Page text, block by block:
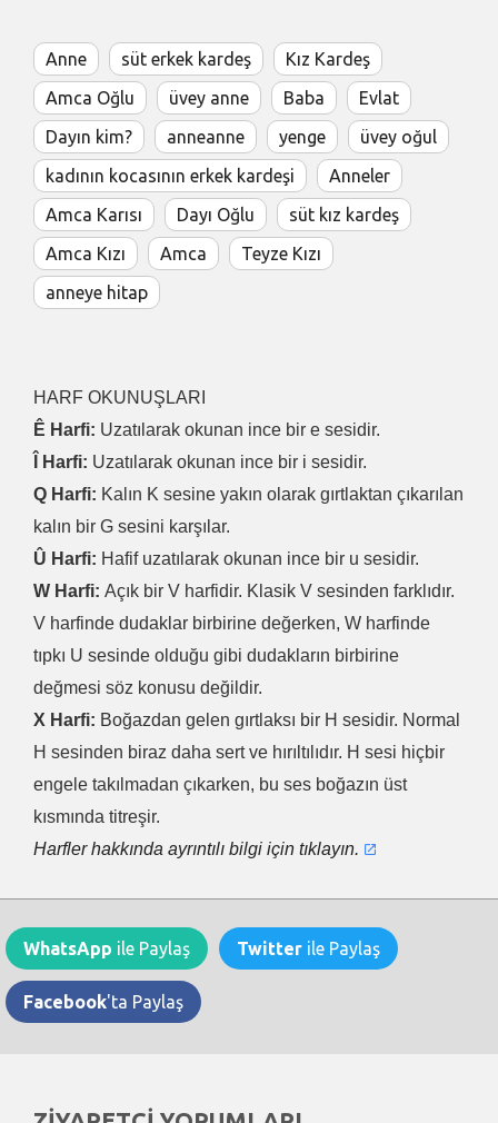
Anne süt erkek kardeş
Kız Kardeş
Amca Oğlu
üvey anne Baba
Evlat
Dayın kim?
anneanne yenge
üvey oğul
kadının kocasının erkek kardeşi
Anneler
Amca Karısı
Dayı Oğlu
süt kız kardeş
Amca Kızı
Amca
Teyze Kızı
anneye hitap
HARF OKUNUŞLARI
Ê Harfi: Uzatılarak okunan ince bir e sesidir.
Î Harfi: Uzatılarak okunan ince bir i sesidir.
Q Harfi: Kalın K sesine yakın olarak gırtlaktan çıkarılan
kalın bir G sesini karşılar.
Û Harfi: Hafif uzatılarak okunan ince bir u sesidir.
W Harfi: Açık bir V harfidir. Klasik V sesinden farklıdır.
V harfinde dudaklar birbirine değerken, W harfinde
tıpkı U sesinde olduğu gibi dudakların birbirine
değmesi söz konusu değildir.
X Harfi: Boğazdan gelen gırtlaksı bir H sesidir. Normal
H sesinden biraz daha sert ve hırıltılıdır. H sesi hiçbir
engele takılmadan çıkarken, bu ses boğazın üst
kısmında titreşir.
Harfler hakkında ayrıntılı bilgi için tıklayın.
WhatsApp ile Paylaş Twitter ile Paylaş
Facebook'ta Paylaş